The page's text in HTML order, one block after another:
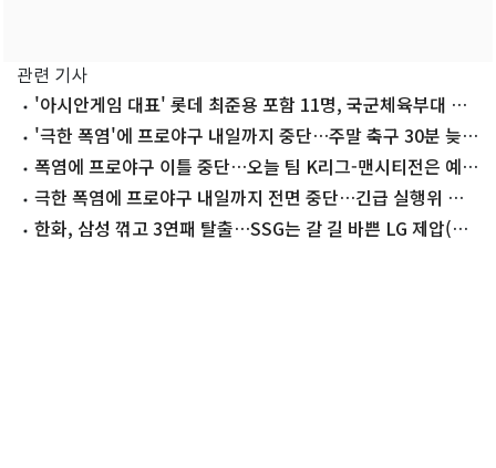
관련 기사
'아시안게임 대표' 롯데 최준용 포함 11명, 국군체육부대 합
격 '극한 폭염'에 프로야구 내일까지 중단…주말 축구 30분 늦춰
(종합)
폭염에 프로야구 이틀 중단…오늘 팀 K리그-맨시티전은 예정
대로극한 폭염에 프로야구 내일까지 전면 중단…긴급 실행위 개
최 한화, 삼성 꺾고 3연패 탈출…SSG는 갈 길 바쁜 LG 제압(종